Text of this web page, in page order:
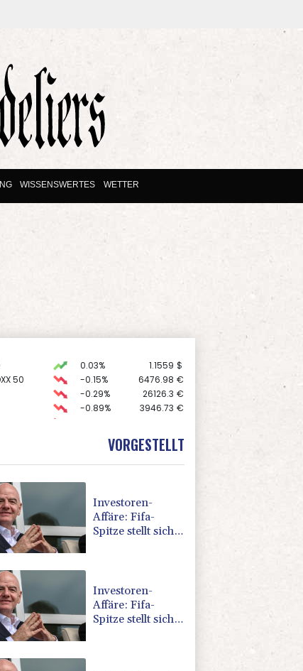
WISSENSWERTES WETTER
0.03% 1.1559 $
50
-0.15% 6476.98 €
-0.29% 26126.3 €
-0.89% 3946.73 €
32426.33 €
4343.4 $
VORGESTELLT
Investoren-
Affäre: Fifa-
Spitze stellt sich
Investoren-
Affäre: Fifa-
Spitze stellt sich